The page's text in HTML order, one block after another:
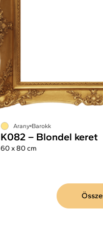
Arany Barokk
K082 – Blondel keret
60 x 80 cm